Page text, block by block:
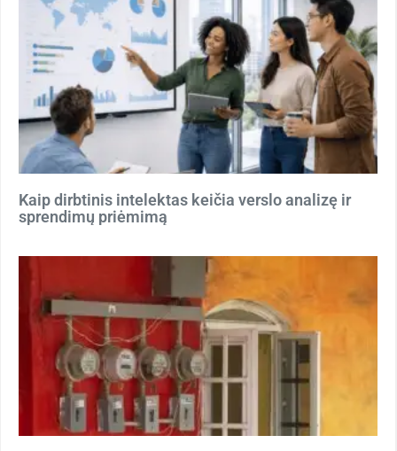
Kaip dirbtinis intelektas keičia verslo analizę ir
sprendimų priėmimą